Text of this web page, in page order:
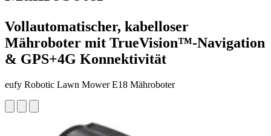
Vollautomatischer, kabelloser
Mähroboter mit TrueVision™-Navigation
& GPS+4G Konnektivität
eufy Robotic Lawn Mower E18 Mähroboter